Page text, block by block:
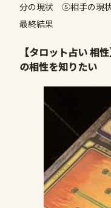
分の現状 ⑤相手の
最終結果
【タロット占い 相
の相性を知りたい